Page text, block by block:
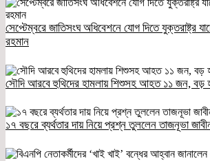
সেপ্টেম্বরে জাতিসংঘ অধিবেশনে যোগ দিতে যুক্তরাষ্ট্র
রহমান
সৌদি আরবে হুথিদের হামলায় শিশুসহ আহত ১১ জন, বড়
১৭ বছরে ব্যর্থতার দায় নিয়ে প্রশ্ন তুললেন তাজনূভা